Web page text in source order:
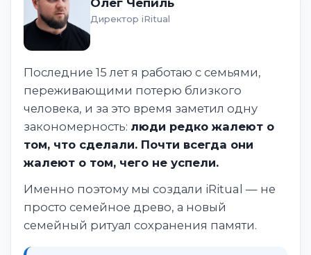
Олег Чепиль
Директор iRitual
Последние 15 лет я работаю с семьями,
переживающими потерю близкого
человека, и за это время заметил одну
закономерность: люди редко жалеют о
том, что сделали. Почти всегда они
жалеют о том, чего не успели.
Именно поэтому мы создали iRitual — не
просто семейное древо, а новый
семейный ритуал сохранения памяти.